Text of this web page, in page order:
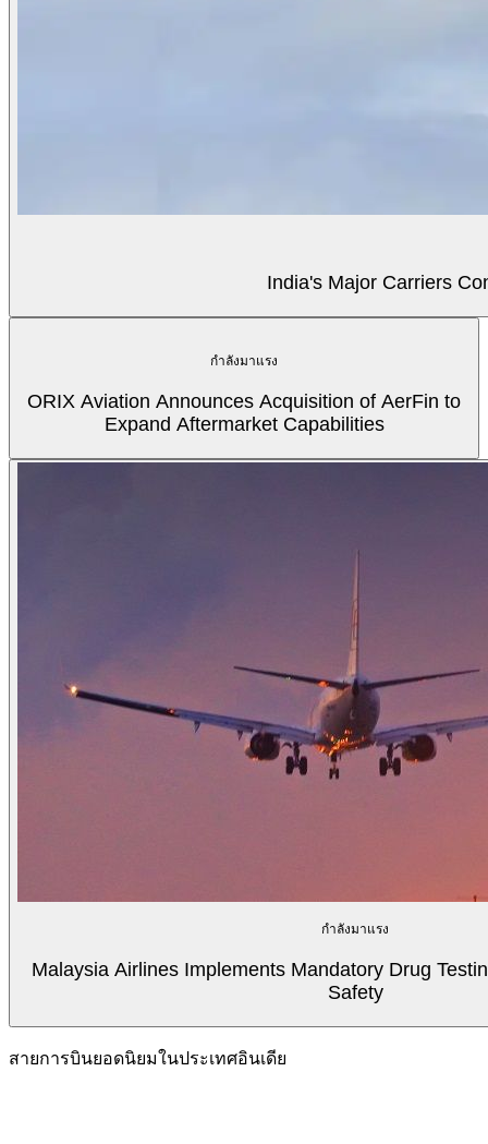
India's Major Carriers
กำลังมาแรง
ORIX Aviation Announces Acquisition of AerFin to
Expand Aftermarket Capabilities
กำลังมาแรง
Malaysia Airlines Implements Mandatory Drug
Safety
สายการบินยอดนิยมในประเทศอินเดีย